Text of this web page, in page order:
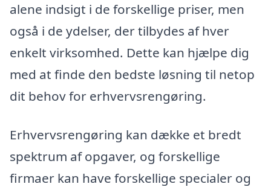
alene indsigt i de forskellige priser, men
også i de ydelser, der tilbydes af hver
enkelt virksomhed. Dette kan hjælpe dig
med at finde den bedste løsning til netop
dit behov for erhvervsrengøring.
Erhvervsrengøring kan dække et bredt
spektrum af opgaver, og forskellige
firmaer kan have forskellige specialer og